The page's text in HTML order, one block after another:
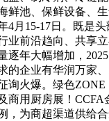
鲜池、保鲜设备、
4月15-17日。既是
业前沿趋向、共享
逐年大幅增加，
的企业有华润万家
询火爆。绿色
商用厨房展！CCFA
，为商超渠道供给